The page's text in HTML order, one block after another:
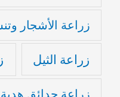
زراعة الأشجار
زراعة الثيل
زراعة حدائق هدية